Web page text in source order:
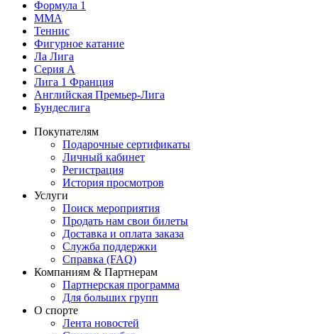
Формула 1
MMA
Теннис
Фигурное катание
Ла Лига
Серия А
Лига 1 Франция
Английская Премьер-Лига
Бундеслига
Покупателям
Подарочные сертификаты
Личный кабинет
Регистрация
История просмотров
Услуги
Поиск мероприятия
Продать нам свои билеты
Доставка и оплата заказа
Служба поддержки
Справка (FAQ)
Компаниям & Партнерам
Партнерская программа
Для больших групп
О спорте
Лента новостей